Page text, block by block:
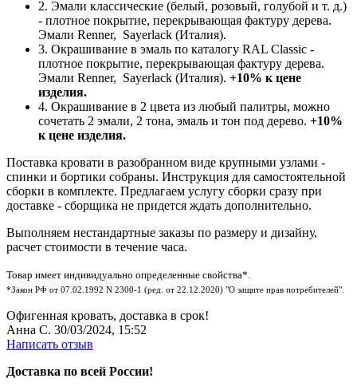
2. Эмали классические (белый, розовый, голубой и т. д.)
- плотное покрытие, перекрывающая фактуру дерева.
Эмали Renner, Sayerlack (Италия).
3. Окрашивание в эмаль по каталогу RAL Classic -
плотное покрытие, перекрывающая фактуру дерева.
Эмали Renner, Sayerlack (Италия). +10% к цене
изделия.
4. Окрашивание в 2 цвета из любый палитры, можно
сочетать 2 эмали, 2 тона, эмаль и тон под дерево. +10%
к цене изделия.
Поставка кровати в разобранном виде крупными узлами -
спинки и бортики собраны. Инструкция для самостоятельной
сборки в комплекте. Предлагаем услугу сборки сразу при
доставке - сборщика не придется ждать дополнительно.
Выполняем нестандартные заказы по размеру и дизайну,
расчет стоимости в течение часа.
Товар имеет индивидуально определенные свойства*.
*Закон РФ от 07.02.1992 N 2300-1 (ред. от 22.12.2020) "О защите прав потребителей".
Офигенная кровать, доставка в срок!
Анна С. 30/03/2024, 15:52
Написать отзыв
Доставка по всей России!